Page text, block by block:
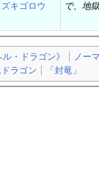
ズキゴロウ
で、地
・ドラゴン》 ノー
ラゴン 「封竜」